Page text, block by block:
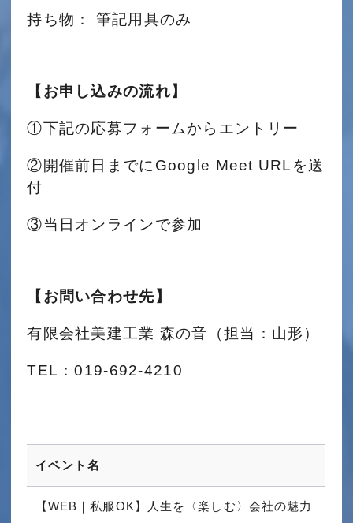
持ち物： 筆記用具のみ
【お申し込みの流れ】
①下記の応募フォームからエントリー
②開催前日までにGoogle Meet URL を送
付
③当日オンラインで参加
【お問い合わせ先】
有限会社美建工業 森の音（担当：山形）
TEL：019-692-4210
イベント名
【WEB｜私服OK】人生を〈楽しむ〉会社の魅力